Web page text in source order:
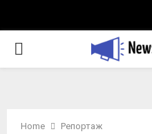
PRIMARY
Home
Репортаж